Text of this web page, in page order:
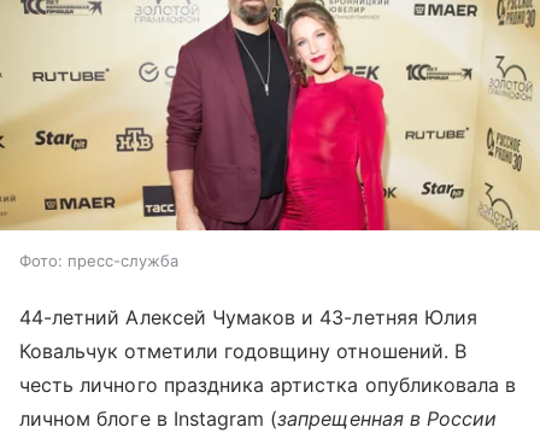
Фото: пресс-служба
44-летний Алексей Чумаков и 43-летняя Юлия
Ковальчук отметили годовщину отношений. В
честь личного праздника артистка опубликовала в
личном блоге в Instagram (запрещенная в России